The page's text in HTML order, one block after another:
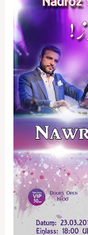
Konzert)